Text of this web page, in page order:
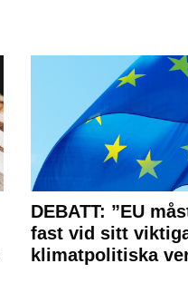
DEBATT: ”EU
fast vid sitt
klimatpolitiska